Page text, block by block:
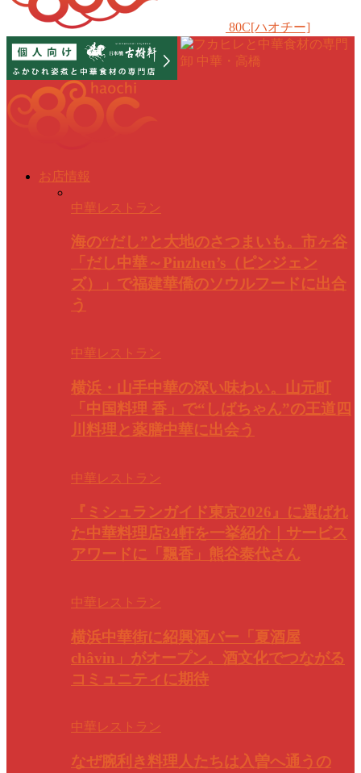
80C[ハオチー]
お店情報
中華レストラン
海の“だし”と大地のさつまいも。市ヶ谷
「だし中華～Pinzhen’s（ピンジェン
ズ）」で福建華僑のソウルフードに出合
う
中華レストラン
横浜・山手中華の深い味わい。山元町
「中国料理 香」で“しばちゃん”の王道四
川料理と薬膳中華に出会う
中華レストラン
『ミシュランガイド東京2026』に選ばれ
た中華料理店34軒を一挙紹介｜サービス
アワードに「飄香」熊谷泰代さん
中華レストラン
横浜中華街に紹興酒バー「夏酒屋
châvin」がオープン。酒文化でつながる
コミュニティに期待
中華レストラン
なぜ腕利き料理人たちは入曽へ通うの